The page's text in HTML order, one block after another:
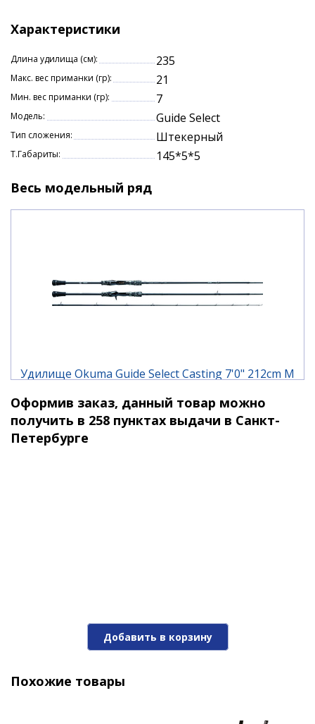
Характеристики
Длина удилища (см): 235
Макс. вес приманки (гр): 21
Мин. вес приманки (гр): 7
Модель: Guide Select
Тип сложения: Штекерный
Т.Габариты: 145*5*5
Весь модельный ряд
Удилище Okuma Guide Select Casting 7'0" 212cm M
10 550 ₽
228cm M 8-28g 2pcs
Оформив заказ, данный товар можно
получить в 258 пунктах выдачи в Санкт-
Петербурге
Добавить в корзину
Похожие товары